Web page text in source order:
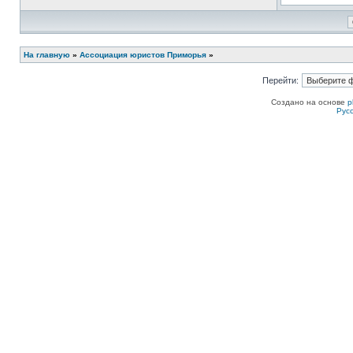
На главную » Ассоциация юристов Приморья »
Перейти:
Создано на основе